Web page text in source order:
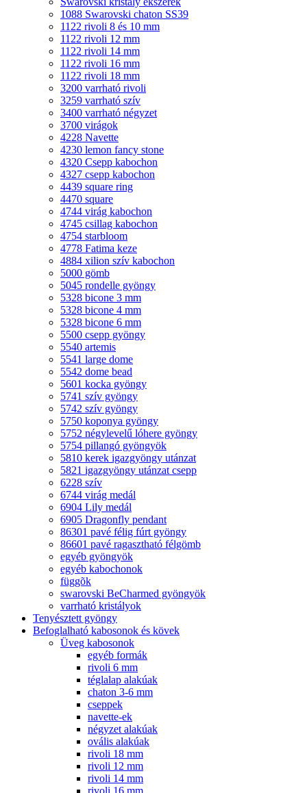
1088 Swarovski chaton SS39
1122 rivoli 8 és 10 mm
1122 rivoli 12 mm
1122 rivoli 14 mm
1122 rivoli 16 mm
1122 rivoli 18 mm
3200 varrható rivoli
3259 varrható szív
3400 varrható négyzet
3700 virágok
4228 Navette
4230 lemon fancy stone
4320 Csepp kabochon
4327 csepp kabochon
4439 square ring
4470 square
4744 virág kabochon
4745 csillag kabochon
4754 starbloom
4778 Fatima keze
4884 xilion szív kabochon
5000 gömb
5045 rondelle gyöngy
5328 bicone 3 mm
5328 bicone 4 mm
5328 bicone 6 mm
5500 csepp gyöngy
5540 artemis
5541 large dome
5542 dome bead
5601 kocka gyöngy
5741 szív gyöngy
5742 szív gyöngy
5750 koponya gyöngy
5752 négylevelű lóhere gyöngy
5754 pillangó gyöngyök
5810 kerek igazgyöngy utánzat
5821 igazgyöngy utánzat csepp
6228 szív
6744 virág medál
6904 Lily medál
6905 Dragonfly pendant
86301 pavé félig fúrt gyöngy
86601 pavé ragasztható félgömb
egyéb gyöngyök
egyéb kabochonok
függõk
swarovski BeCharmed gyöngyök
varrható kristályok
Tenyésztett gyöngy
Befoglalható kabosonok és kövek
Üveg kabosonok
egyéb formák
rivoli 6 mm
téglalap alakúak
chaton 3-6 mm
cseppek
navette-ek
négyzet alakúak
ovális alakúak
rivoli 18 mm
rivoli 12 mm
rivoli 14 mm